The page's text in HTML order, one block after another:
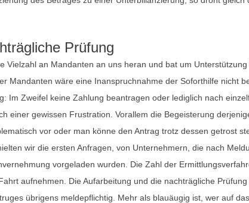
Prüfung
Vielzahl an Mandanten an uns heran und bat um
Mandanten wäre eine Inanspruchnahme der Soforthilfe nicht
Im Zweifel keine Zahlung beantragen oder lediglich nach
einer gewissen Frustration. Vorallem die Begeisterung
vor oder man könne den Antrag trotz dessen getrost
wir die ersten Anfragen, von Unternehmern, die nach
vorgeladen wurden. Die Zahl der
aufnehmen. Die Aufarbeitung und die nachträgliche
übrigens meldepflichtig. Mehr als blauäugig ist, wer auf